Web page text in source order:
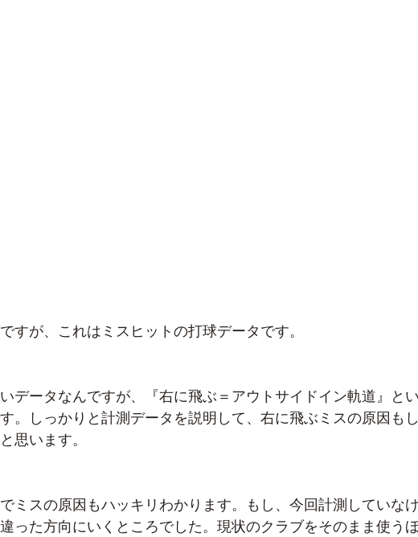
すが、これはミスヒットの打球データです。
データなんですが、『右に飛ぶ＝アウトサイドイン軌道』とい
。しっかりと計測データを説明して、右に飛ぶミスの原因もし
思います。
ミスの原因もハッキリわかります。もし、今回計測していなけ
った方向にいくところでした。現状のクラブをそのまま使うほ